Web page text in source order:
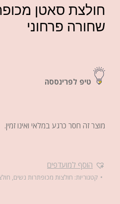
חולצת סאטן
שחורה פרחוני
טיפ לפרינססה
מוצר זה חסר כרגע במלאי ואינו זמין.
הוסף למועדפים
קטגוריות: חולצות מכופתרות נשים,